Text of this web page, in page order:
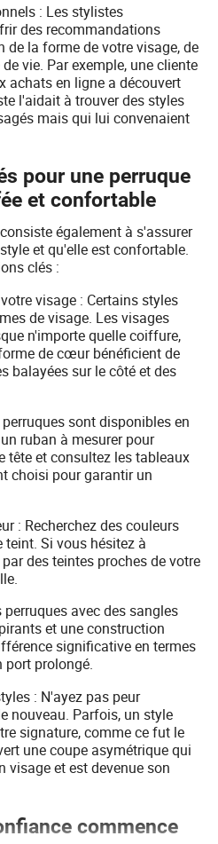
: Les stylistes
des recommandations
de la forme de votre visage, de
vie. Par exemple, une cliente
achats en ligne a découvert
l'aidait à trouver des styles
mais qui lui convenaient
pour une perruque
et confortable
également à s'assurer
et qu'elle est confortable.
clés :
visage : Certains styles
de visage. Les visages
n'importe quelle coiffure,
de cœur bénéficient de
balayées sur le côté et des
sont disponibles en
ruban à mesurer pour
tête et consultez les tableaux
choisi pour garantir un
: Recherchez des couleurs
Si vous hésitez à
des teintes proches de votre
avec des sangles
et une construction
significative en termes
port prolongé.
: N'ayez pas peur
nouveau. Parfois, un style
signature, comme ce fut le
une coupe asymétrique qui
et est devenue son
commence